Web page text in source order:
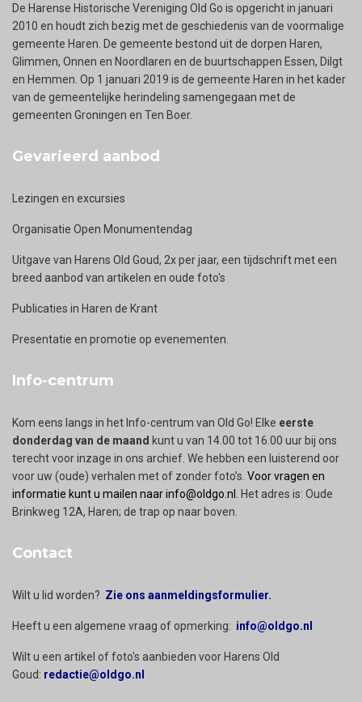
De Harense Historische Vereniging Old Go is opgericht in januari
2010 en houdt zich bezig met de geschiedenis van de voormalige
gemeente Haren. De gemeente bestond uit de dorpen Haren,
Glimmen, Onnen en Noordlaren en de buurtschappen Essen, Dilgt
en Hemmen. Op 1 januari 2019 is de gemeente Haren in het kader
van de gemeentelijke herindeling samengegaan met de
gemeenten Groningen en Ten Boer.
Gevarieerd aanbod
Lezingen en excursies
Organisatie Open Monumentendag
Uitgave van Harens Old Goud, 2x per jaar, een tijdschrift met een
breed aanbod van artikelen en oude foto's
Publicaties in Haren de Krant
Presentatie en promotie op evenementen.
Info-centrum
Kom eens langs in het Info-centrum van Old Go! Elke eerste
donderdag van de maand kunt u van 14.00 tot 16.00 uur bij ons
terecht voor inzage in ons archief. We hebben een luisterend oor
voor uw (oude) verhalen met of zonder foto’s. Voor vragen en
informatie kunt u mailen naar info@oldgo.nl
. Het adres is: Oude
Brinkweg 12A, Haren; de trap op naar boven.
Contact
Wilt u lid worden? Zie ons aanmeldingsformulier.
Heeft u een algemene vraag of opmerking: info@oldgo.nl
Wilt u een artikel of foto's aanbieden voor Harens Old
Goud: redactie@oldgo.nl